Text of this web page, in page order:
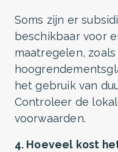
Soms zijn er
beschikbaar voor
maatregelen,
het gebruik van
Controleer de
voorwaarden.
4. Hoeveel kost